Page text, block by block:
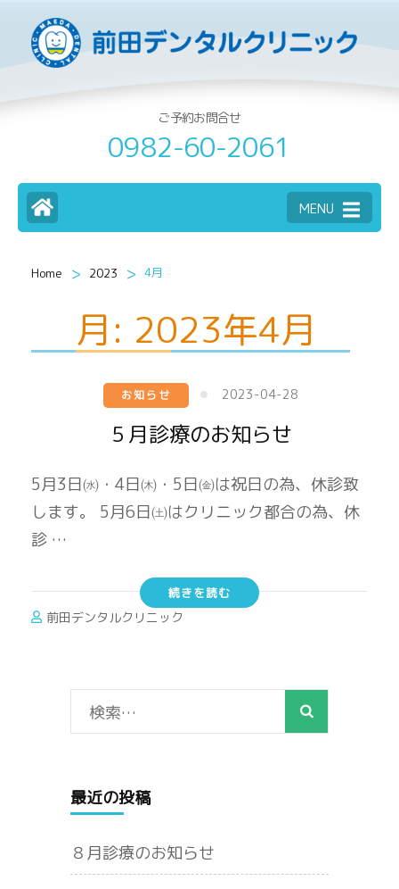
ご予約お問合せ
0982-60-2061
MENU
Home > 2023 > 4月
月: 2023年4月
お知らせ 2023-04-28
５月診療のお知らせ
5月3日㈬・4日㈭・5日㈮は祝日の為、休診致
します。 5月6日㈯はクリニック都合の為、休
診 …
続きを読む
前田デンタルクリニック
検
索:
最近の投稿
８月診療のお知らせ